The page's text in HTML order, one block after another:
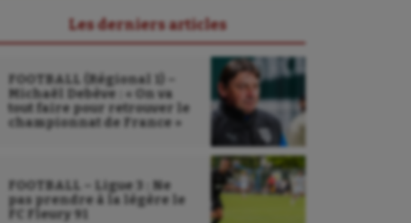
Les derniers articles
FOOTBALL (Régional 1) –
Michaël Debève : « On va
tout faire pour retrouver le
championnat de France »
FOOTBALL – Ligue 3 : Ne
pas prendre à la légère le
FC Fleury 91